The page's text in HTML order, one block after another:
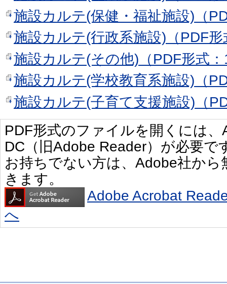
施設カルテ(保健・福祉施設)（
施設カルテ(行政系施設)（PDF
施設カルテ(その他)（PDF形式
施設カルテ(学校教育系施設)（
施設カルテ(子育て支援施設)（
PDF形式のファイルを開くには
DC（旧Adobe Reader）が必要で
お持ちでない方は、Adobe社か
きます。
Adobe Acrobat
へ